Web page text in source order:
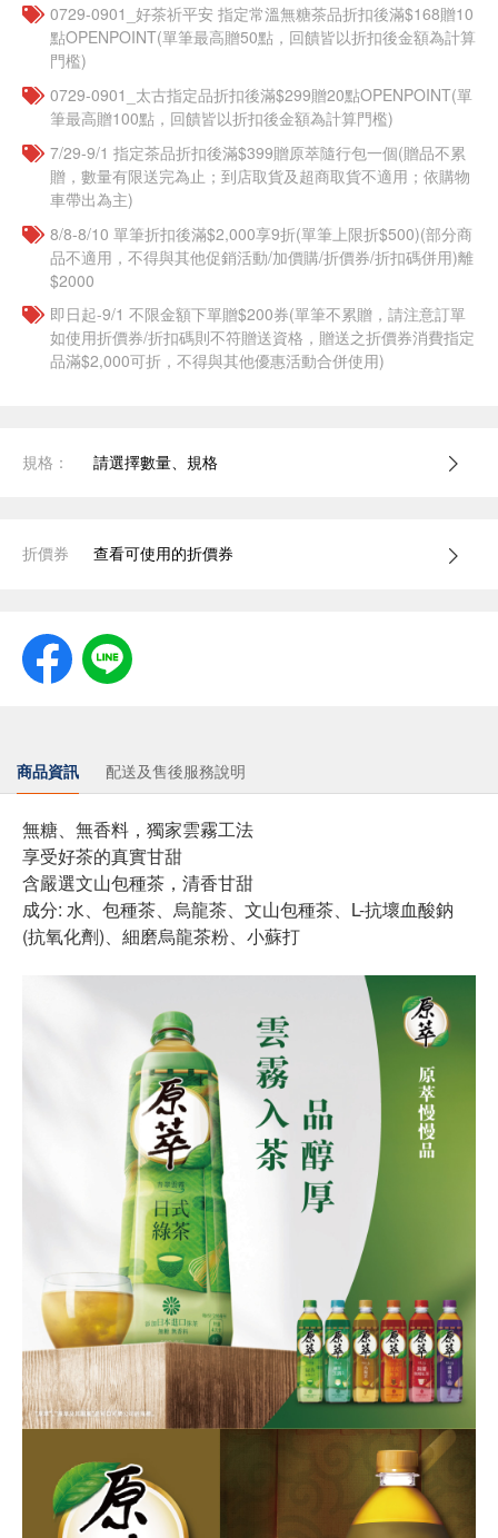
​​0729-0901_好茶祈平安 指定常溫無糖茶品折扣後滿$168贈10
點OPENPOINT(單筆最高贈50點，回饋皆以折扣後金額為計算
門檻)
0729-0901_太古指定品折扣後滿$299贈20點OPENPOINT(單
筆最高贈100點，回饋皆以折扣後金額為計算門檻)
7/29-9/1 指定茶品折扣後滿$399贈原萃隨行包一個​(贈品不累
贈，數量有限送完為止；到店取貨及超商取貨不適用；依購物
車帶出為主)
8/8-8/10 單筆折扣後滿$2,000享9折(單筆上限折$500)(部分商
品不適用，不得與其他促銷活動/加價購/折價券/折扣碼併用)離
$2000
即日起-9/1 不限金額下單贈$200券(單筆不累贈，請注意訂單
如使用折價券/折扣碼則不符贈送資格，贈送之折價券消費指定
品滿$2,000可折，不得與其他優惠活動合併使用)
規格： 請選擇數量、規格
折價券 查看可使用的折價券
商品資訊 配送及售後服務說明
無糖、無香料，獨家雲霧工法
享受好茶的真實甘甜
含嚴選文山包種茶，清香甘甜
成分: 水、包種茶、烏龍茶、文山包種茶、L-抗壞血酸鈉
(抗氧化劑)、細磨烏龍茶粉、小蘇打